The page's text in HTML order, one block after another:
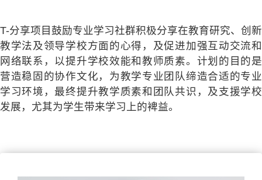
T-分享项目鼓励专业学习社群积极分享在教育研究、创新
教学法及领导学校方面的心得，及促进加强互动交流和
网络联系，以提升学校效能和教师质素。计划的目的是
营造稳固的协作文化，为教学专业团队缔造合适的专业
学习环境，最终提升教学质素和团队共识，及支援学校
发展，尤其为学生带来学习上的裨益。